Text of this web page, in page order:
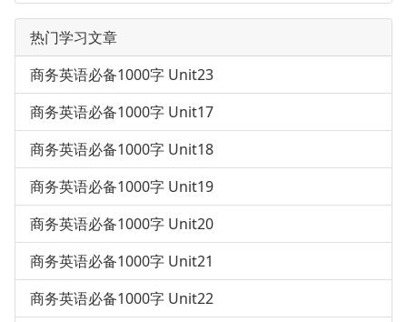
热门学习文章
商务英语必备1000字 Unit23
商务英语必备1000字 Unit17
商务英语必备1000字 Unit18
商务英语必备1000字 Unit19
商务英语必备1000字 Unit20
商务英语必备1000字 Unit21
商务英语必备1000字 Unit22